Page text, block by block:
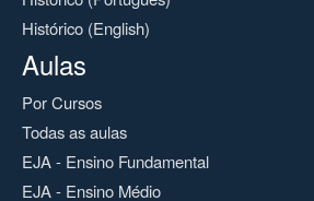
Histórico (English)
Aulas
Por Cursos
Todas as aulas
EJA - Ensino Fundamental
EJA - Ensino Médio